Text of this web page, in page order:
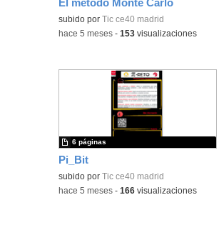
subido por Tic ce40 madrid
-hace 5 meses -153 visualizaciones
Pi_Bit
subido por Tic ce40 madrid
6 páginas
-hace 5 meses -166 visualizaciones